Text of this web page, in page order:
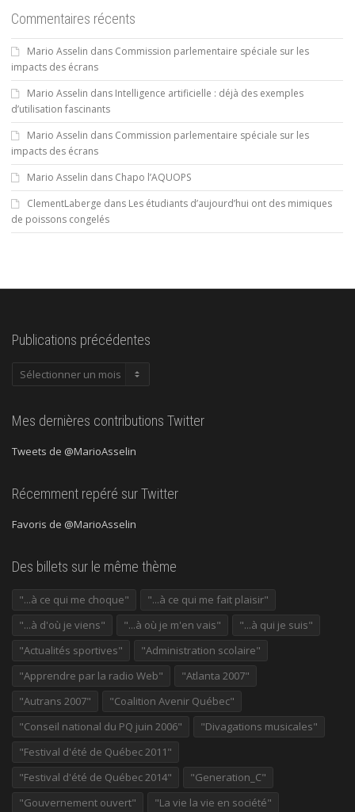
Commentaires récents
Mario Asselin dans Commission parlementaire spéciale sur les
impacts des écrans
Mario Asselin dans Intelligence artificielle : déjà des exemples
d’utilisation fascinants
Mario Asselin dans Commission parlementaire spéciale sur les
impacts des écrans
Mario Asselin dans Chapo l’AQUOPS
ClementLaberge dans Les étudiants d’aujourd’hui ont des mimiques
de poissons congelés
Publications précédentes
Publications
Mes dernières contributions Twitter
Tweets de @MarioAsselin
Récemment repéré sur Twitter
Favoris de @MarioAsselin
Des billets sur le même thème
"...à ce qui me choque"
"...à ce qui me fait plaisir"
"...à d'où je viens"
"...à où je m'en vais"
"...à qui je suis"
"Actualités sportives"
"Administration scolaire"
"Apprendre par la radio Web"
"Atlanta 2007"
"Autrans 2007"
"Coalition Avenir Québec"
"Conseil national du PQ juin 2006"
"Divagations musicales"
"Festival d'été de Québec 2011"
"Festival d'été de Québec 2014"
"Generation_C"
"Gouvernement ouvert"
"La vie la vie en société"